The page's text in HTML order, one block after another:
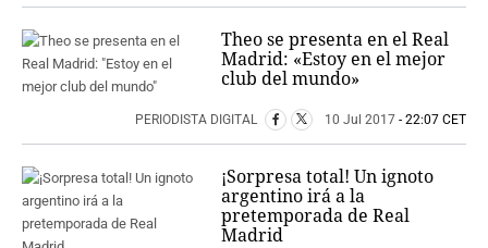
Theo se presenta en el Real
Madrid: «Estoy en el mejor
club del mundo»
PERIODISTA DIGITAL 10 Jul 2017 - 22:07 CET
¡Sorpresa total! Un ignoto
argentino irá a la
pretemporada de Real
Madrid